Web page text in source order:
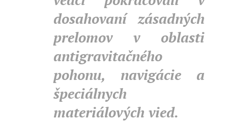
dosahovaní zásadných
prelomov v oblasti
antigravitačného
pohonu, navigácie a
špeciálnych
materiálových vied.